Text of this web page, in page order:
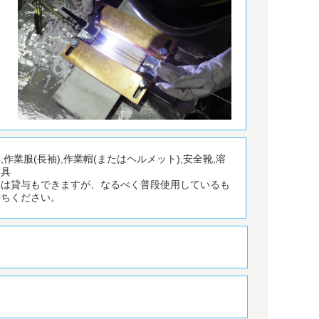
作業服(長袖),作業帽(またはヘルメット),安全靴,溶
貸与もできますが、なるべく普段使用しているも
ください。